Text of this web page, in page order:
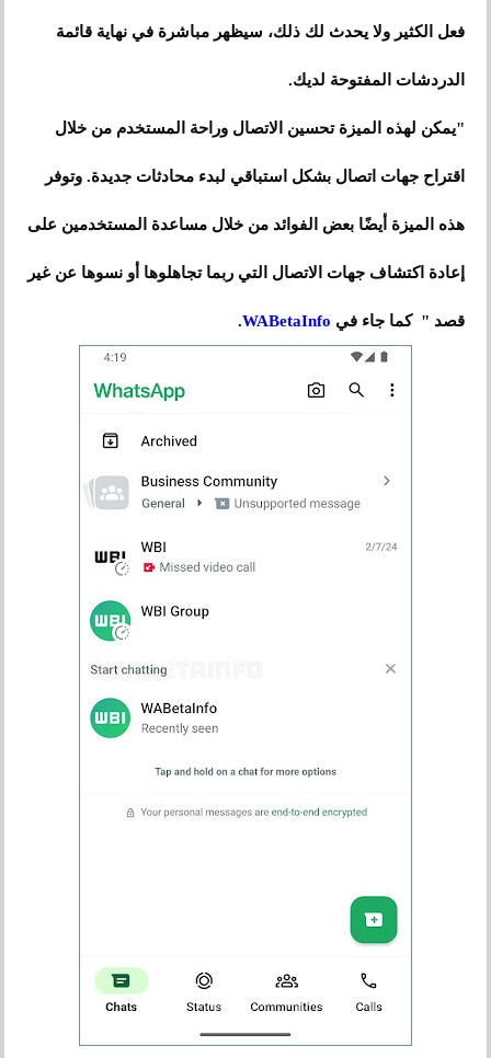
فعل الكثير ولا يحدث لك ذلك، سيظهر مباشرة في نهاية قائمة
الدردشات المفتوحة لديك.
"يمكن لهذه الميزة تحسين الاتصال وراحة المستخدم من خلال
اقتراح جهات اتصال بشكل استباقي لبدء محادثات جديدة. وتوفر
هذه الميزة أيضًا بعض الفوائد من خلال مساعدة المستخدمين على
إعادة اكتشاف جهات الاتصال التي ربما تجاهلوها أو نسوها عن غير
قصد " كما جاء في WABetaInfo
.